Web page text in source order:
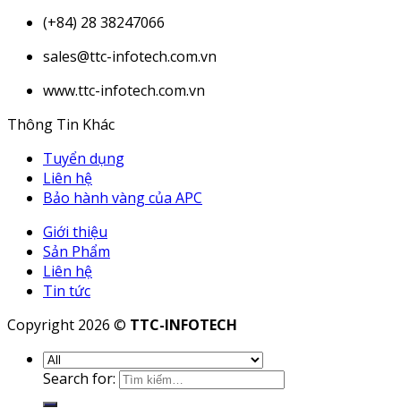
(+84) 28 38247066
sales@ttc-infotech.com.vn
www.ttc-infotech.com.vn
Thông Tin Khác
Tuyển dụng
Liên hệ
Bảo hành vàng của APC
Giới thiệu
Sản Phẩm
Liên hệ
Tin tức
Copyright 2026 © TTC-INFOTECH
Search for: